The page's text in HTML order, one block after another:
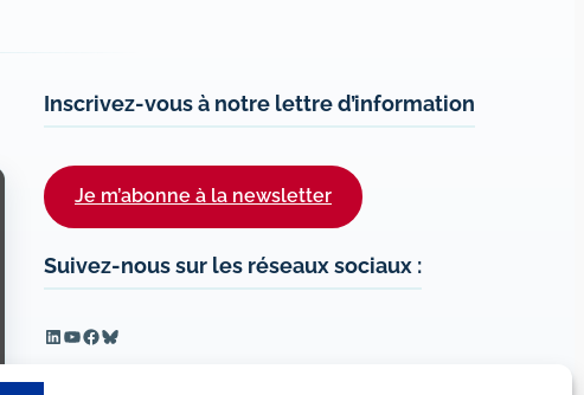
Inscrivez-vous à notre lettre d’information
Je m’abonne à la newsletter
Suivez-nous sur les réseaux sociaux :
LinkedIn
YouTube
Facebook
Bluesky